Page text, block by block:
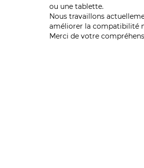
ou une tablette.
Nous travaillons
améliorer la compatibilité
Merci de votre